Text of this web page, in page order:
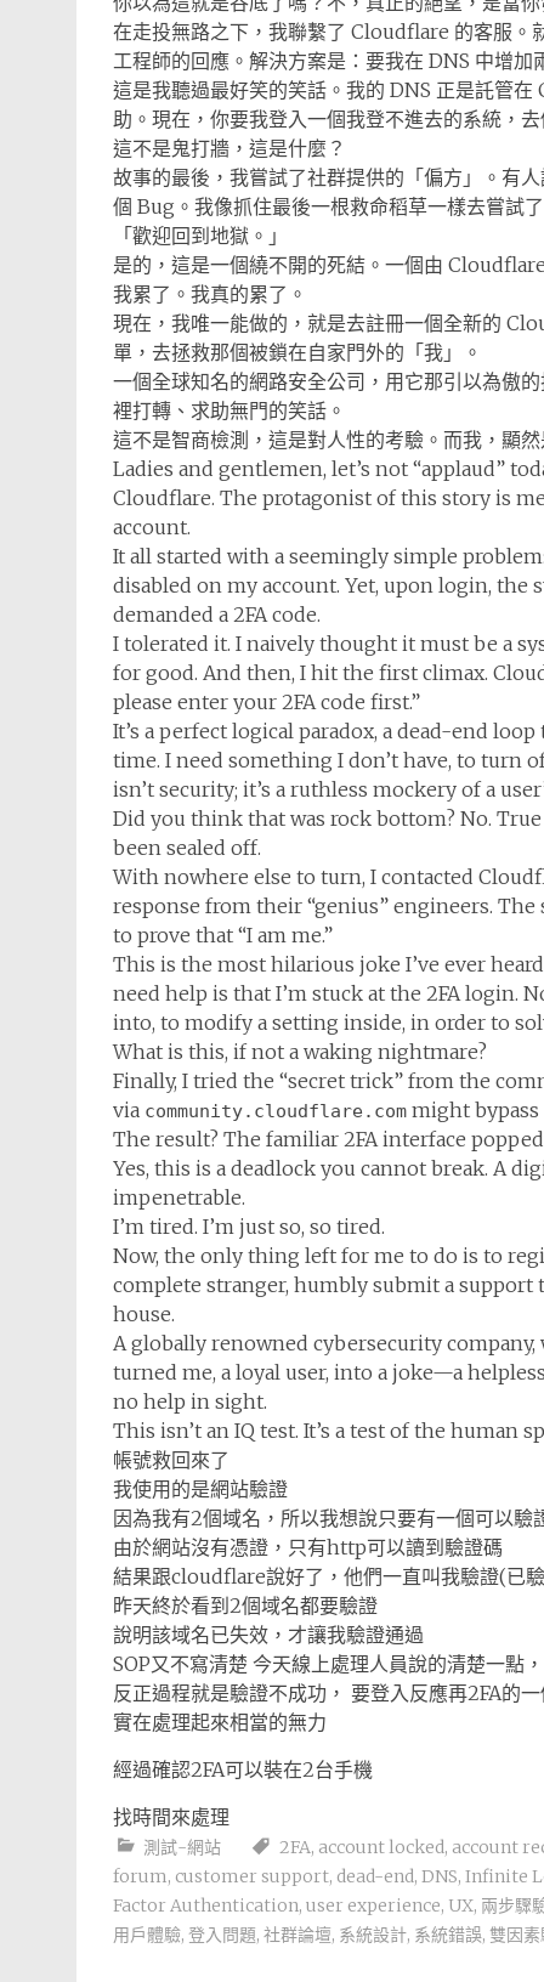
在走投無路之下，我聯繫了 Cloudflare 的客服。
工程師的回應。解決方案是：要我在 DNS 中增
這是我聽過最好笑的笑話。我的 DNS 正是託管
助。現在，你要我登入一個我登不進去的系統，
這不是鬼打牆，這是什麼？
故事的最後，我嘗試了社群提供的「偏方」。有
個 Bug。我像抓住最後一根救命稻草一樣去嘗試
「歡迎回到地獄。」
是的，這是一個繞不開的死結。一個由
我累了。我真的累了。
現在，我唯一能做的，就是去註冊一個全新的
單，去拯救那個被鎖在自家門外的「我」。
一個全球知名的網路安全公司，用它那引以為傲
裡打轉、求助無門的笑話。
這不是智商檢測，這是對人性的考驗。而我，顯
Ladies and gentlemen, let’s not “applaud”
Cloudflare. The protagonist of this story is
account.
It all started with a seemingly simple
disabled on my account. Yet, upon login,
demanded a 2FA code.
I tolerated it. I naively thought it must be a
for good. And then, I hit the first climax.
please enter your 2FA code first.”
It’s a perfect logical paradox, a dead-end
time. I need something I don’t have, to turn
isn’t security; it’s a ruthless mockery of a
Did you think that was rock bottom? No.
been sealed off.
With nowhere else to turn, I contacted
response from their “genius” engineers.
to prove that “I am me.”
This is the most hilarious joke I’ve ever
need help is that I’m stuck at the 2FA login.
into, to modify a setting inside, in order to
What is this, if not a waking nightmare?
Finally, I tried the “secret trick” from the
via community.cloudflare.com might
The result? The familiar 2FA interface
Yes, this is a deadlock you cannot break. A
impenetrable.
I’m tired. I’m just so, so tired.
Now, the only thing left for me to do is to
complete stranger, humbly submit a support
house.
A globally renowned cybersecurity
turned me, a loyal user, into a joke—a
no help in sight.
This isn’t an IQ test. It’s a test of the human
帳號救回來了
我使用的是網站驗證
因為我有2個域名，所以我想說只要有一個可以驗
由於網站沒有憑證，只有http可以讀到驗證碼
結果跟cloudflare說好了，他們一直叫我驗證(
昨天終於看到2個域名都要驗證
說明該域名已失效，才讓我驗證通過
SOP又不寫清楚 今天線上處理人員說的清楚一點
反正過程就是驗證不成功， 要登入反應再2FA的
實在處理起來相當的無力
經過確認2FA可以裝在2台手機
找時間來處理
測試-網站 2FA, account locked, account
forum, customer support, dead-end, DNS, Infinite
Factor Authentication, user experience, UX, 兩步驟
用戶體驗, 登入問題, 社群論壇, 系統設計, 系統錯誤, 雙因